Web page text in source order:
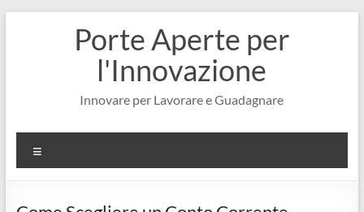
Porte Aperte per
l'Innovazione
Innovare per Lavorare e Guadagnare